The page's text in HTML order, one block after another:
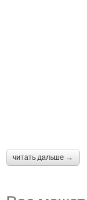
читать дальше →